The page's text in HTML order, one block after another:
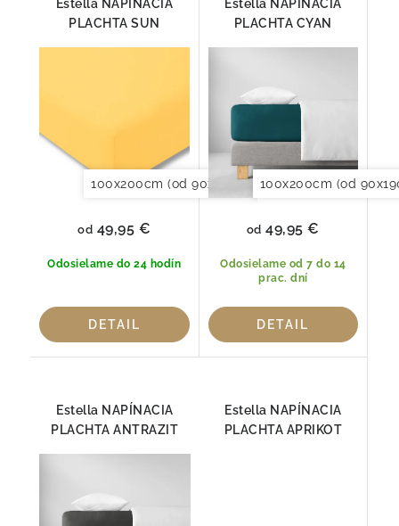
Estella NAPÍNACIA
PLACHTA SUN
100x200cm (od 90x190 do 120x220cm)
Odosielame do 24 hodín
od 49,95 €
DETAIL
Estella NAPÍNACIA
PLACHTA CYAN
100x200cm (od
Odosielame od 7 do 14
prac. dní
od 49,95 €
DETAIL
Estella NAPÍNACIA
PLACHTA ANTRAZIT
Estella NAPÍNACIA
PLACHTA APRIKOT